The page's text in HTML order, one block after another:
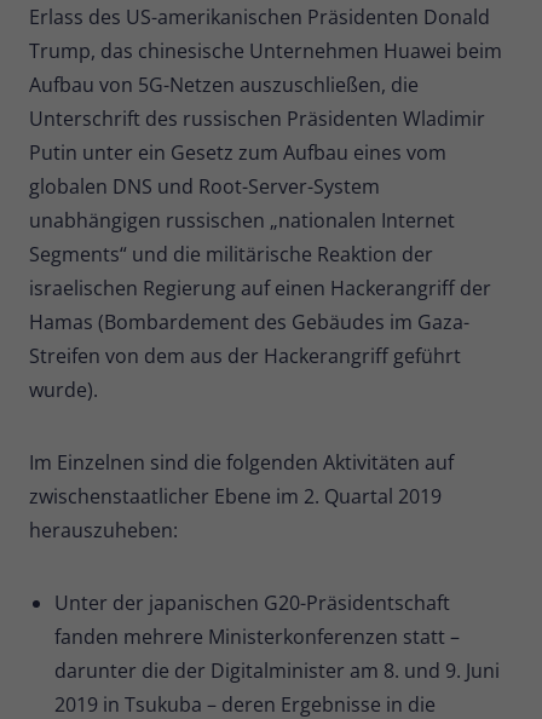
Erlass des US-amerikanischen Präsidenten Donald
Trump, das chinesische Unternehmen Huawei beim
Aufbau von 5G-Netzen auszuschließen, die
Unterschrift des russischen Präsidenten Wladimir
Putin unter ein Gesetz zum Aufbau eines vom
globalen DNS und Root-Server-System
unabhängigen russischen „nationalen Internet
Segments“ und die militärische Reaktion der
israelischen Regierung auf einen Hackerangriff der
Hamas (Bombardement des Gebäudes im Gaza-
Streifen von dem aus der Hackerangriff geführt
wurde).
Im Einzelnen sind die folgenden Aktivitäten auf
zwischenstaatlicher Ebene im 2. Quartal 2019
herauszuheben:
Unter der japanischen G20-Präsidentschaft
fanden mehrere Ministerkonferenzen statt –
darunter die der Digitalminister am 8. und 9. Juni
2019 in Tsukuba – deren Ergebnisse in die